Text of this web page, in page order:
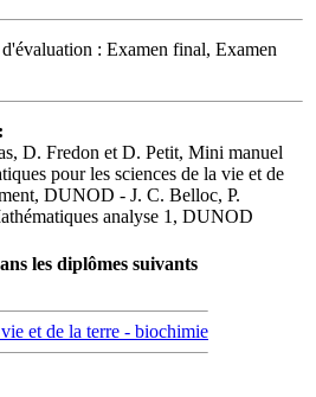
: Examen final, Examen
D. Fredon et D. Petit, Mini manuel
pour les sciences de la vie et de
DUNOD - J. C. Belloc, P.
analyse 1, DUNOD
les diplômes suivants
et de la terre - biochimie